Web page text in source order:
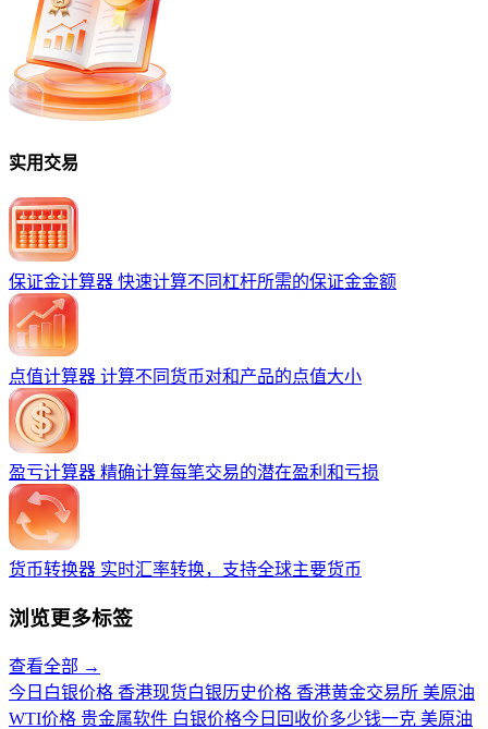
实用交易
保证金计算器 快速计算不同杠杆所需的保证金金额
点值计算器 计算不同货币对和产品的点值大小
盈亏计算器 精确计算每笔交易的潜在盈利和亏损
货币转换器 实时汇率转换，支持全球主要货币
浏览更多标签
查看全部 →
今日白银价格 香港现货白银历史价格 香港黄金交易所 美原油
WTI价格 贵金属软件 白银价格今日回收价多少钱一克 美原油